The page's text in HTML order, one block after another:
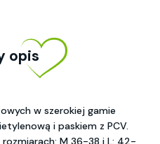
opis
w szerokiej gamie
i paskiem z PCV.